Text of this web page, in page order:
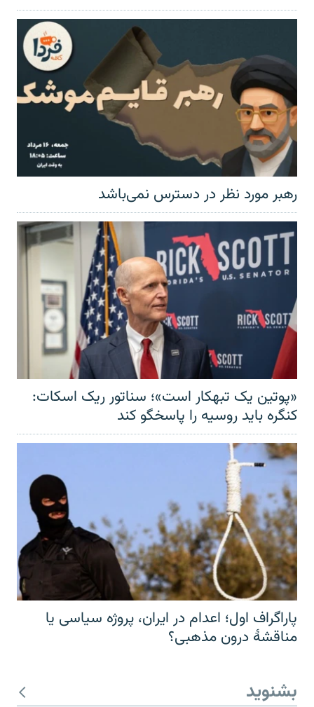
رهبر مورد نظر در دسترس نمی‌باشد
«پوتین یک تبهکار است»؛ سناتور ریک اسکات:
کنگره باید روسیه را پاسخگو کند
پاراگراف اول؛ اعدام در ایران، پروژه سیاسی یا
مناقشهٔ درون مذهبی؟
بشنوید